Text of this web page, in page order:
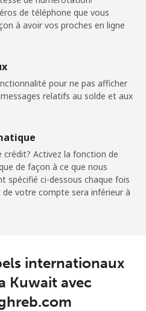
⁦$5⁩
72 min pour
⁦$5⁩
-
14 min pour
⁦$5⁩
de téléphone que vous
à avoir vos proches en ligne
pour ne pas afficher
messages relatifs au solde et aux
crédit? Activez la fonction de
de façon à ce que nous
spécifié ci-dessous chaque fois
votre compte sera inférieur à
internationaux
Kuwait avec